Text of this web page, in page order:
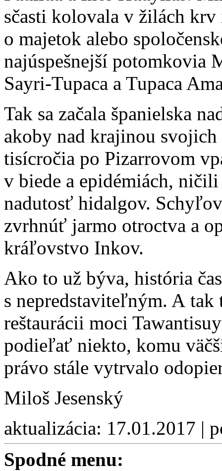
sčasti kolovala v žilách
o majetok alebo
najúspešnejší potomkovia
Sayri-Tupaca a Tupaca
Tak sa začala španielska
akoby nad krajinou
tisícročia po Pizarrovom
v biede a epidémiách,
nadutosť hidalgov.
zvrhnúť jarmo otroctva a
kráľovstvo Inkov.
Ako to už býva, história
s nepredstavi­teľným. A
reštaurácii moci
podieľať niekto, komu
právo stále vytrvalo
Miloš Jesenský
aktualizácia: 17.01.2017 |
Spodné menu: